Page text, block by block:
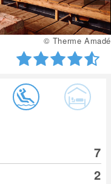
© Therme Amadé
7
2